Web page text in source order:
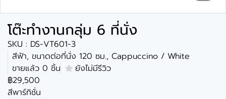
โต๊ะทำงานกลุ่ม 6 ที่นั่ง
SKU : DS-VT601-3
สีฟ้า, ขนาดต่อที่นั่ง 120 ซม., Cappuccino / White
ขายแล้ว 0 ชิ้น
ยังไม่มีรีวิว
฿29,500
สีพาร์ทิชั่น